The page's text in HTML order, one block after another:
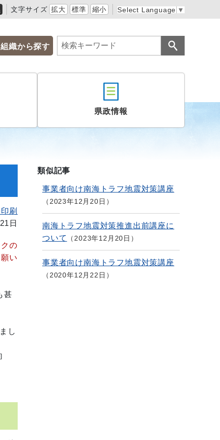
文字サイズ 拡大 標準 縮小 Select Language ▼
組織から探す
県政情報
刷
日
の
い
甚
し
類似記事
事業者向け南海トラフ地震対策講座
2023年12月20日
南海トラフ地震対策推進出前講座に
ついて
2023年12月20日
事業者向け南海トラフ地震対策講座
2020年12月22日